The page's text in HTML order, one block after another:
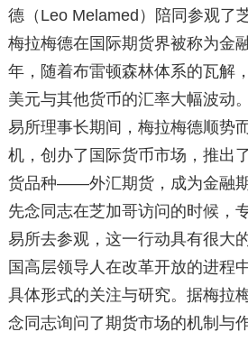
德（Leo Melamed）陪同参观了
梅拉梅德在国际期货界被称为金
年，随着布雷顿森林体系的瓦解
美元与其他货币的汇率大幅波动
易所理事长期间，梅拉梅德顺势
机，创办了国际货币市场，推出
货品种——外汇期货，成为金融
先念同志在芝加哥访问的时候，
易所去参观，这一行动具有很大
国高层领导人在改革开放的进程
具体形式的关注与研究。据梅拉
念同志询问了期货市场的机制与